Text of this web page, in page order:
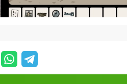
ощущение тревоги.
создают напряжённый
делает эту часть заметной